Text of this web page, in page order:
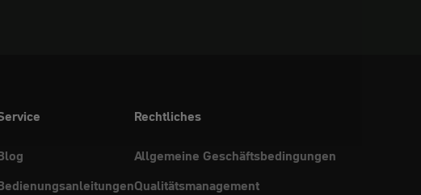
Rechtliches
Allgemeine Geschäftsbedingungen
Qualitätsmanagement